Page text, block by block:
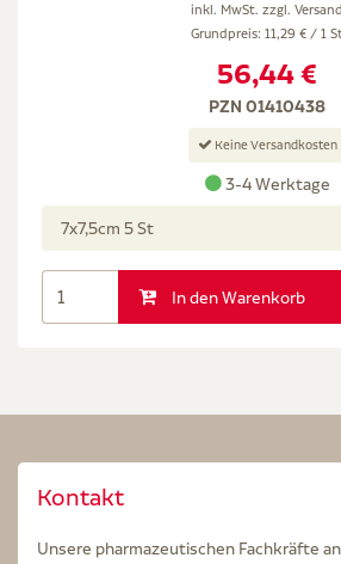
inkl. MwSt. zzgl. Versand
Grundpreis: 11,29 € / 1
56,44 €
PZN 01410438
Keine Versandkosten
3-4 Werktage
7x7,5cm 5 St
In den Warenkorb
Kontakt
Unsere pharmazeutischen Fachkräfte